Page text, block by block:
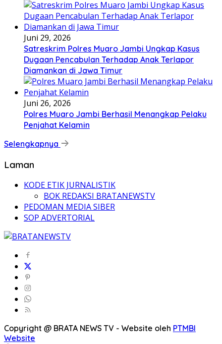
Juni 29, 2026
Satreskrim Polres Muaro Jambi Ungkap Kasus
Dugaan Pencabulan Terhadap Anak Terlapor
Diamankan di Jawa Timur
Juni 26, 2026
Polres Muaro Jambi Berhasil Menangkap Pelaku
Penjahat Kelamin
Selengkapnya
Laman
KODE ETIK JURNALISTIK
BOK REDAKSI BRATANEWSTV
PEDOMAN MEDIA SIBER
SOP ADVERTORIAL
Copyright @ BRATA NEWS TV - Website oleh PTMBI
Website